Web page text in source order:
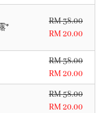
*
RM 38.00
RM 20.00
RM 38.00
RM 20.00
RM 58.00
RM 20.00